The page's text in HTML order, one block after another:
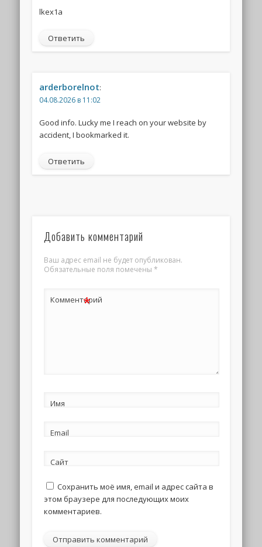
lkex1a
Ответить
arderborelnot:
04.08.2026 в 11:02
Good info. Lucky me I reach on your website by
accident, I bookmarked it.
Ответить
Добавить комментарий
Ваш адрес email не будет опубликован.
Обязательные поля помечены *
Комментарий
*
Имя
Email
Сайт
Сохранить моё имя, email и адрес сайта в
этом браузере для последующих моих
комментариев.